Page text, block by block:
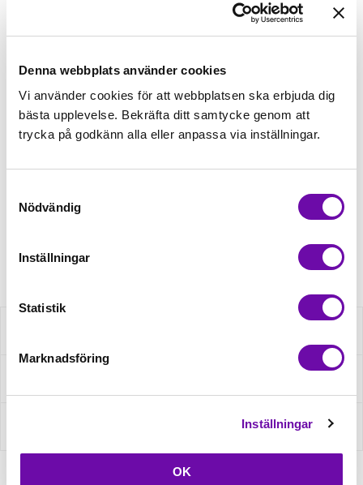
Denna webbplats använder cookies
Vi använder cookies för att webbplatsen ska erbjuda dig
bästa upplevelse. Bekräfta ditt samtycke genom att
trycka på godkänn alla eller anpassa via inställningar.
Nödvändig
Inställningar
Statistik
Marknadsföring
Inställningar
OK
98,00kr
Beställningsvara
Minsta beställning: 1 st
Artikelnr: 463H160A13